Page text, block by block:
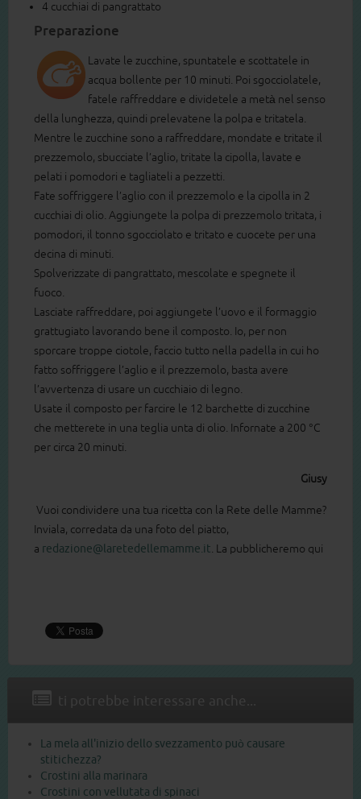
4 cucchiai di pangrattato
Preparazione
Lavate le zucchine, spuntatele e scottatele in
acqua bollente per 10 minuti. Poi sgocciolatele,
fatele raffreddare e dividetele a metà nel senso
della lunghezza, quindi prelevatene la polpa e tritatela.
Mentre le zucchine sono a raffreddare, mondate e tritate il
prezzemolo, sbucciate l’aglio, tritate la cipolla, lavate e
pelati i pomodori e tagliateli a pezzetti.
Fate soffriggere l’aglio con il prezzemolo e la cipolla in 2
cucchiai di olio. Aggiungete la polpa di prezzemolo tritata, i
pomodori, il tonno sgocciolato e tritato e cuocete per una
decina di minuti.
Spolverizzate di pangrattato, mescolate e spegnete il
fuoco.
Lasciate raffreddare, poi aggiungete l’uovo e il formaggio
grattugiato lavorando bene il composto. Io, per non
sporcare troppe ciotole, faccio tutto nella padella in cui ho
fatto soffriggere l’aglio e il prezzemolo, basta avere
l’avvertenza di usare un cucchiaio di legno.
Usate il composto per farcire le 12 barchette di zucchine
che metterete in una teglia unta di olio. Infornate a 200 °C
per circa 20 minuti.
Giusy
Vuoi condividere una tua ricetta con la Rete delle Mamme?
Inviala, corredata da una foto del piatto,
a redazione@laretedellemamme.it . La pubblicheremo qui
ti potrebbe interessare anche...
La mela all'inizio dello svezzamento può causare
stitichezza?
Crostini alla marinara
Crostini con vellutata di spinaci